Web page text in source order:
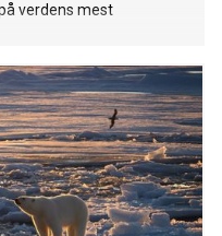
verdens mest